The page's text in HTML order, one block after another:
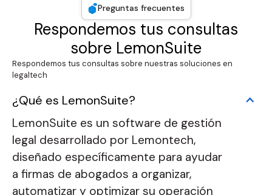
Preguntas frecuentes
Respondemos tus consultas
sobre LemonSuite
Respondemos tus consultas sobre nuestras soluciones en
legaltech
¿Qué es LemonSuite?
LemonSuite es un software de gestión
legal desarrollado por Lemontech,
diseñado específicamente para ayudar
a firmas de abogados a organizar,
automatizar y optimizar su operación